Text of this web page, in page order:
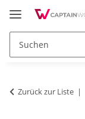
Zurück zur Liste